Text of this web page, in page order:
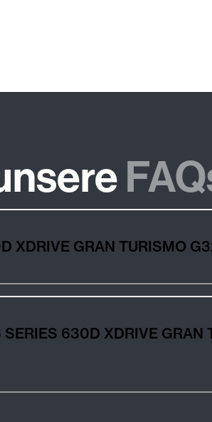
XDRIVE GRAN TURISMO
630D XDRIVE GRAN